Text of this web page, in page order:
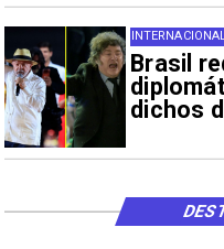
Brasil
dichos